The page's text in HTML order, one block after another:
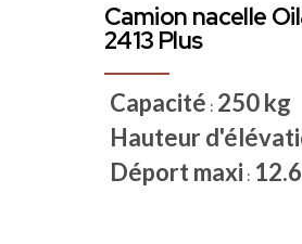
Camion nacelle
2413 Plus
Capacité : 250 kg
Hauteur
Déport maxi :